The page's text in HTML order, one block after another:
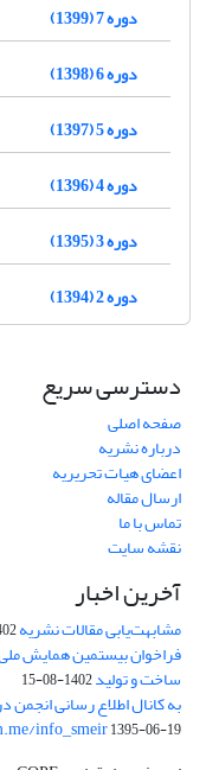
دوره 7 (1399)
دوره 6 (1398)
دوره 5 (1397)
دوره 4 (1396)
دوره 3 (1395)
دوره 2 (1394)
دسترسی سریع
صفحه اصلی
درباره نشریه
اعضای هیات تحریریه
ارسال مقاله
تماس با ما
نقشه سایت
آخرین اخبار
مشابهت‌یابی مقالات نشریه01
فراخوان بیستمین همایش
ساخت و تولید1402-08-15
به کانال اطلاع رسانی انجمن
info_smeir1395-06-19